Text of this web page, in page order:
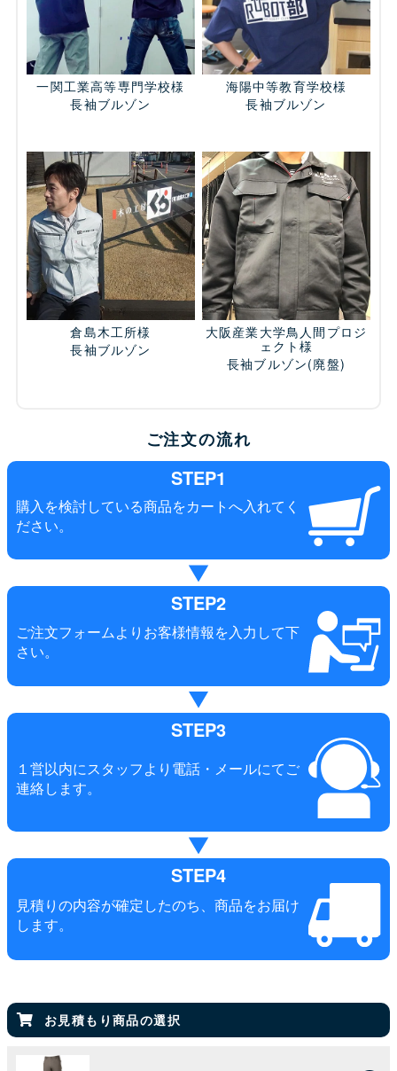
一関工業高等専門学校様
長袖ブルゾン
海陽中等教育学校様
長袖ブルゾン
倉島木工所様
長袖ブルゾン
大阪産業大学鳥人間プロジ
ェクト様
長袖ブルゾン(廃盤)
ご注文の流れ
STEP1
購入を検討している商品をカートへ入れてく
ださい。
STEP2
ご注文フォームよりお客様情報を入力して下
さい。
STEP3
１営以内にスタッフより電話・メールにてご
連絡します。
STEP4
見積りの内容が確定したのち、商品をお届け
します。
お見積もり商品の選択